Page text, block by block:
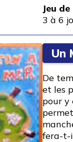
Jeu
3 à 6
Un
De
et les
pour y
fera-t-